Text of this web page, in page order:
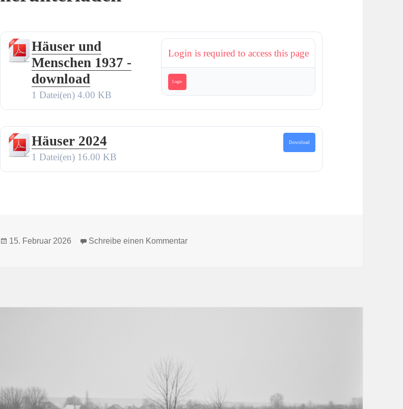
Häuser und
Menschen 1937 -
download
1 Datei(en) 4.00 KB
Login is required to access this page
Login
Häuser 2024
1 Datei(en) 16.00 KB
Download
Veröffentlicht
15. Februar 2026 Schreibe einen Kommentarzu Alle Texte und Bilder aus den Projekten „Häuser und